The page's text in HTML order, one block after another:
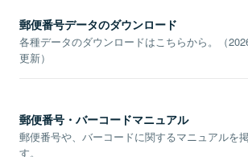
郵便番号データのダウンロード
各種データのダウンロードはこちらから。（
更新）
郵便番号・バーコードマニュアル
郵便番号や、バーコードに関するマニュアルを
す。